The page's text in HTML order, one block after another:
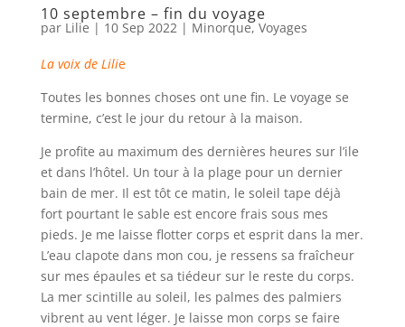
10 septembre – fin du voyage
par Lilie | 10 Sep 2022 | Minorque, Voyages
La voix de Lilie
Toutes les bonnes choses ont une fin. Le voyage se
termine, c’est le jour du retour à la maison.
Je profite au maximum des dernières heures sur l’ile
et dans l’hôtel. Un tour à la plage pour un dernier
bain de mer. Il est tôt ce matin, le soleil tape déjà
fort pourtant le sable est encore frais sous mes
pieds. Je me laisse flotter corps et esprit dans la mer.
L’eau clapote dans mon cou, je ressens sa fraîcheur
sur mes épaules et sa tiédeur sur le reste du corps.
La mer scintille au soleil, les palmes des palmiers
vibrent au vent léger. Je laisse mon corps se faire